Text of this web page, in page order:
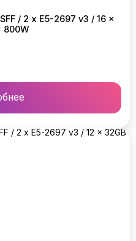
/ 2 x E5-2697 v3 / 16 x
800W